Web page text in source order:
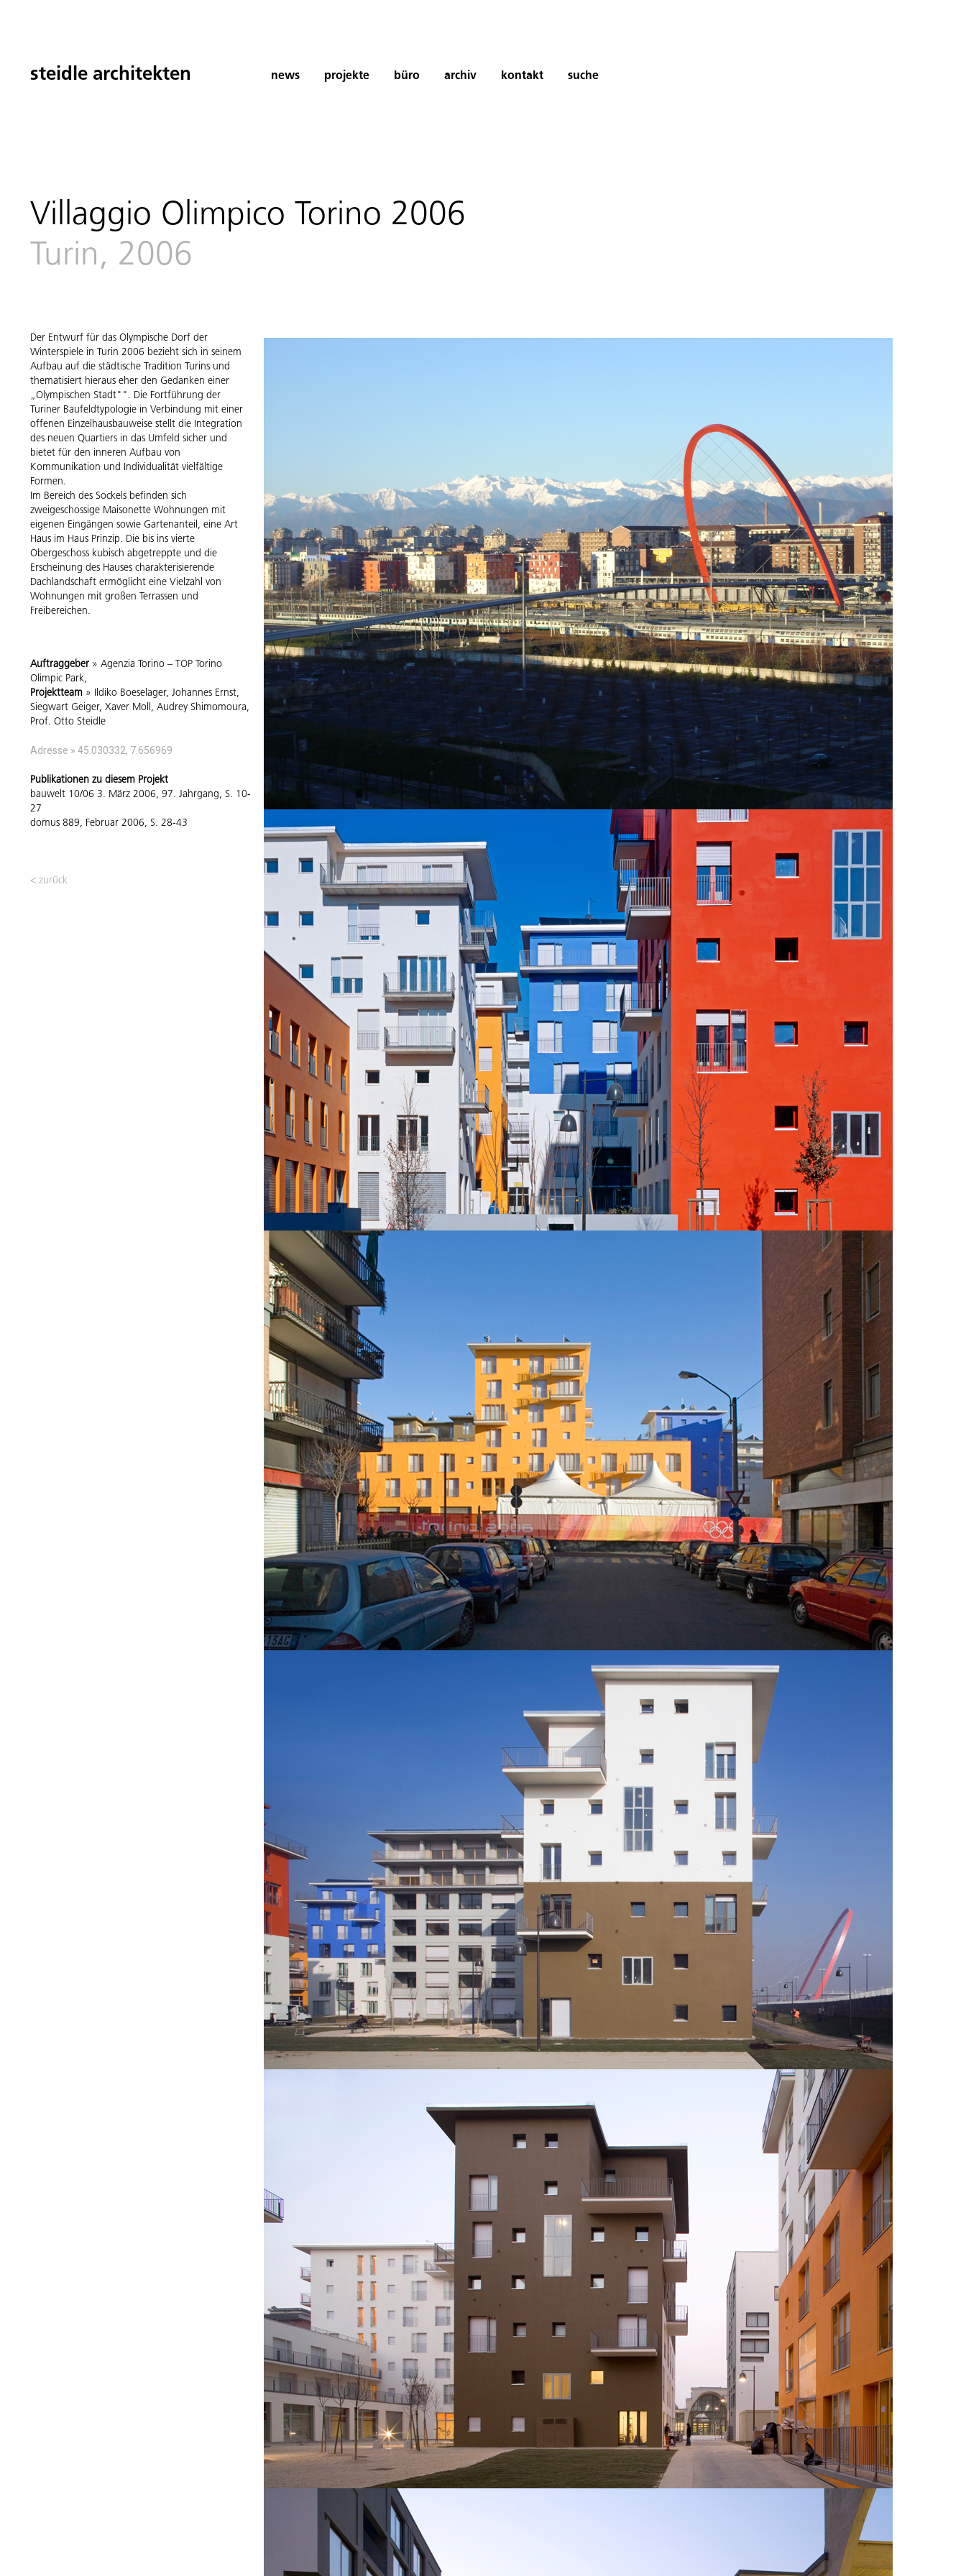
steidle architekten news projekte büro archiv kontakt suche
Villaggio Olimpico Torino 2006
Turin, 2006
Der Entwurf für das Olympische Dorf der
Winterspiele in Turin 2006 bezieht sich in seinem
Aufbau auf die städtische Tradition Turins und
thematisiert hieraus eher den Gedanken einer
„Olympischen Stadt"". Die Fortführung der
Turiner Baufeldtypologie in Verbindung mit einer
offenen Einzelhausbauweise stellt die Integration
des neuen Quartiers in das Umfeld sicher und
bietet für den inneren Aufbau von
Kommunikation und Individualität vielfältige
Formen.
Im Bereich des Sockels befinden sich
zweigeschossige Maisonette Wohnungen mit
eigenen Eingängen sowie Gartenanteil, eine Art
Haus im Haus Prinzip. Die bis ins vierte
Obergeschoss kubisch abgetreppte und die
Erscheinung des Hauses charakterisierende
Dachlandschaft ermöglicht eine Vielzahl von
Wohnungen mit großen Terrassen und
Freibereichen.
Auftraggeber » Agenzia Torino – TOP Torino
Olimpic Park,
Projektteam » Ildiko Boeselager, Johannes Ernst,
Siegwart Geiger, Xaver Moll, Audrey Shimomoura,
Prof. Otto Steidle
Adresse » 45.030332, 7.656969
Publikationen zu diesem Projekt
bauwelt 10/06 3. März 2006, 97. Jahrgang, S. 10-
27
domus 889, Februar 2006, S. 28-43
< zurück